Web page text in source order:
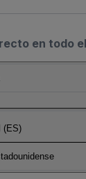
en todo
(ES)